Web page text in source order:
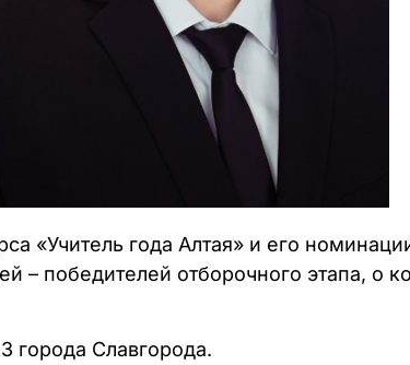
«Учитель года Алтая» и его
– победителей отборочного этапа, о
города Славгорода.